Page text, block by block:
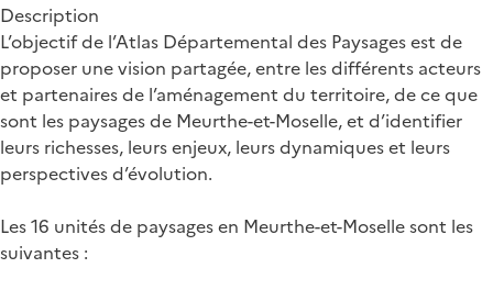
Description
L’objectif de l’Atlas Départemental des Paysages est de
proposer une vision partagée, entre les différents acteurs
et partenaires de l’aménagement du territoire, de ce que
sont les paysages de Meurthe-et-Moselle, et d’identifier
leurs richesses, leurs enjeux, leurs dynamiques et leurs
perspectives d’évolution.
Les 16 unités de paysages en Meurthe-et-Moselle sont les
suivantes :